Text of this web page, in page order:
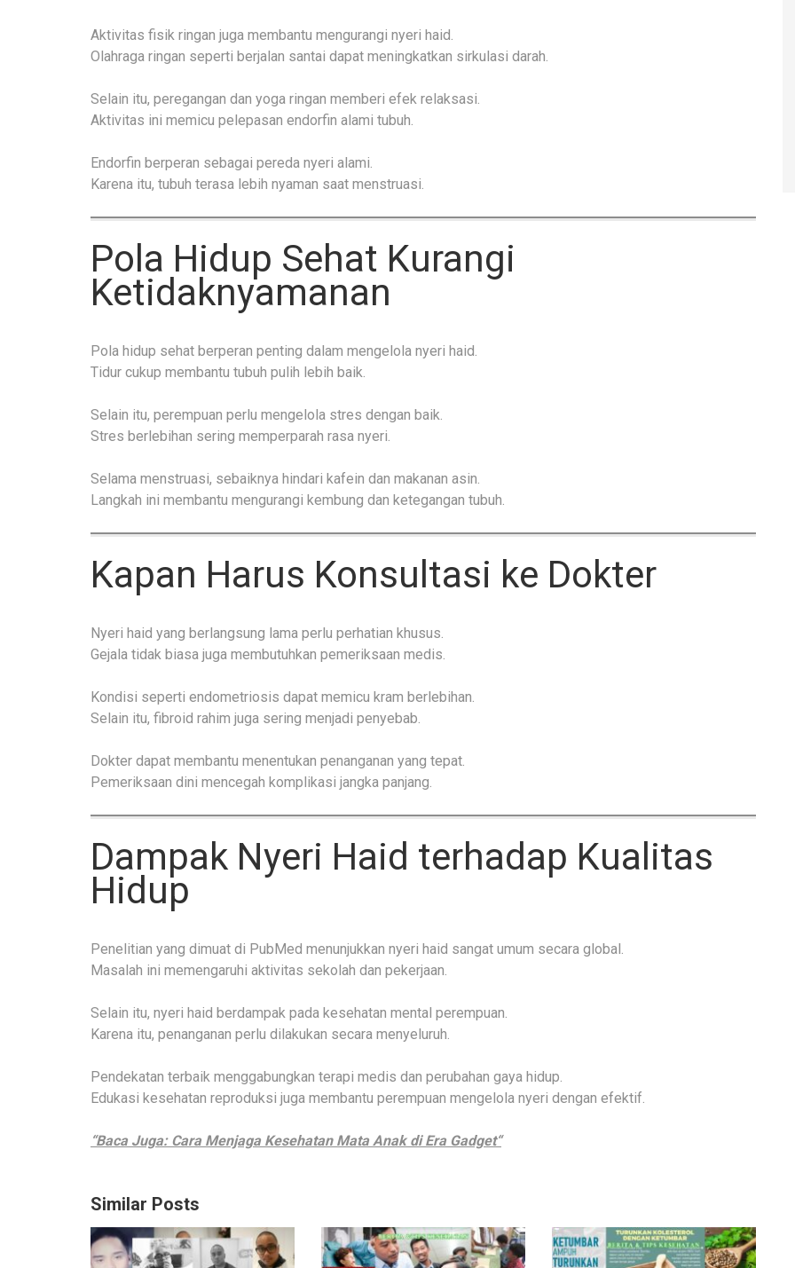
Aktivitas fisik ringan juga membantu mengurangi nyeri haid.
Olahraga ringan seperti berjalan santai dapat meningkatkan sirkulasi darah.
Selain itu, peregangan dan yoga ringan memberi efek relaksasi.
Aktivitas ini memicu pelepasan endorfin alami tubuh.
Endorfin berperan sebagai pereda nyeri alami.
Karena itu, tubuh terasa lebih nyaman saat menstruasi.
Pola Hidup Sehat Kurangi
Ketidaknyamanan
Pola hidup sehat berperan penting dalam mengelola nyeri haid.
Tidur cukup membantu tubuh pulih lebih baik.
Selain itu, perempuan perlu mengelola stres dengan baik.
Stres berlebihan sering memperparah rasa nyeri.
Selama menstruasi, sebaiknya hindari kafein dan makanan asin.
Langkah ini membantu mengurangi kembung dan ketegangan tubuh.
Kapan Harus Konsultasi ke Dokter
Nyeri haid yang berlangsung lama perlu perhatian khusus.
Gejala tidak biasa juga membutuhkan pemeriksaan medis.
Kondisi seperti endometriosis dapat memicu kram berlebihan.
Selain itu, fibroid rahim juga sering menjadi penyebab.
Dokter dapat membantu menentukan penanganan yang tepat.
Pemeriksaan dini mencegah komplikasi jangka panjang.
Dampak Nyeri Haid terhadap Kualitas
Hidup
Penelitian yang dimuat di PubMed menunjukkan nyeri haid sangat umum secara global.
Masalah ini memengaruhi aktivitas sekolah dan pekerjaan.
Selain itu, nyeri haid berdampak pada kesehatan mental perempuan.
Karena itu, penanganan perlu dilakukan secara menyeluruh.
Pendekatan terbaik menggabungkan terapi medis dan perubahan gaya hidup.
Edukasi kesehatan reproduksi juga membantu perempuan mengelola nyeri dengan efektif.
“Baca Juga: Cara Menjaga Kesehatan Mata Anak di Era Gadget“
Similar Posts